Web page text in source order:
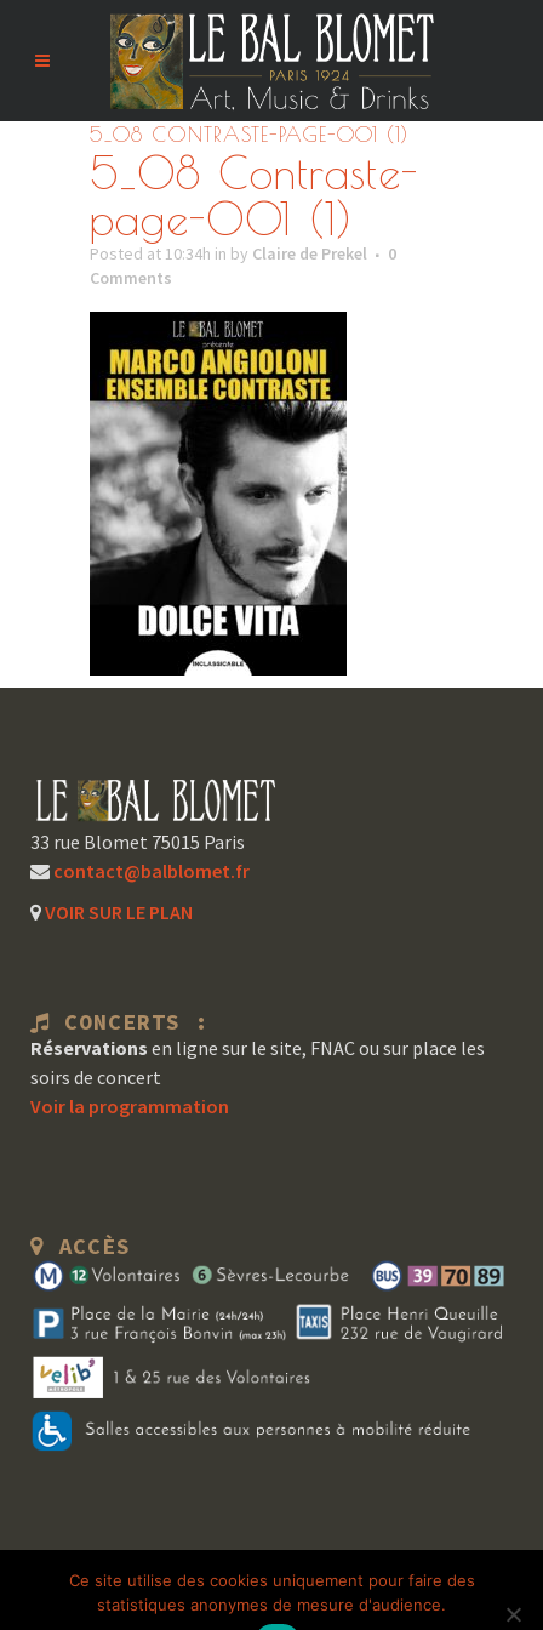
5_08 CONTRASTE-PAGE-001 (1)
5_08 Contraste-
page-001 (1)
Posted at 10:34h in by Claire de Prekel
0
Comments
33 rue Blomet 75015 Paris
contact@balblomet.fr
VOIR SUR LE PLAN
CONCERTS :
Réservations en ligne sur le site, FNAC ou sur place les
soirs de concert
Voir la programmation
ACCÈS
Copyright 2026 Le Bal Blomet | Tous droits réservés | Mentions légales
Galerie photo
Ce site utilise des cookies uniquement pour faire des
statistiques anonymes de mesure d'audience.